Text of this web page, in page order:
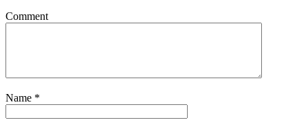
Comment
Name *